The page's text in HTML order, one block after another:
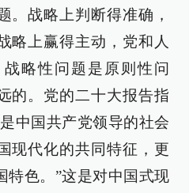
。战略上判断得准确，
略上赢得主动，党和人
略性问题是原则性问
的。党的二十大报告指
中国共产党领导的社会
现代化的共同特征，更
特色。”这是对中国式现